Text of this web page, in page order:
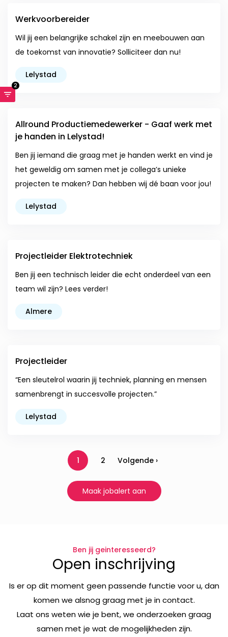
Werkvoorbereider
Wil jij een belangrijke schakel zijn en meebouwen aan
de toekomst van innovatie? Solliciteer dan nu!
Lelystad
Allround Productiemedewerker - Gaaf werk met
je handen in Lelystad!
Ben jij iemand die graag met je handen werkt en vind je
het geweldig om samen met je collega’s unieke
projecten te maken? Dan hebben wij dé baan voor jou!
Lelystad
Projectleider Elektrotechniek
Ben jij een technisch leider die echt onderdeel van een
team wil zijn? Lees verder!
Almere
Projectleider
“Een sleutelrol waarin jij techniek, planning en mensen
samenbrengt in succesvolle projecten.”
Lelystad
1 2 Volgende ›
Maak jobalert aan
2
Ben jij geinteresseerd?
Open inschrijving
Is er op dit moment geen passende functie voor u, dan
komen we alsnog graag met je in contact.
Laat ons weten wie je bent, we onderzoeken graag
samen met je wat de mogelijkheden zijn.